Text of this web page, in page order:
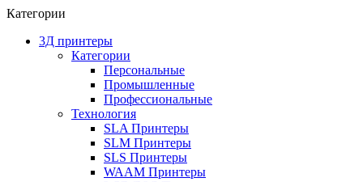
Категории
3Д принтеры
Категории
Персональные
Промышленные
Профессиональные
Технология
SLA Принтеры
SLM Принтеры
SLS Принтеры
WAAM Принтеры